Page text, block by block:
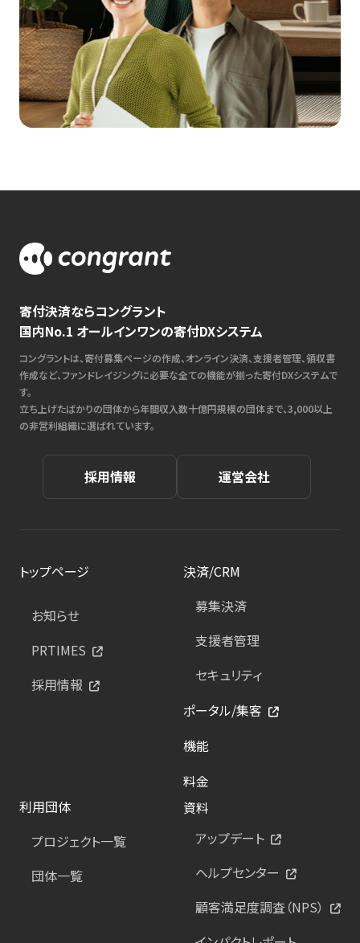
寄付決済ならコングラント
国内No.1 オールインワンの寄付DXシステム
コングラントは、寄付募集ページの作成、オンライン決済、支援者管理、領収書
作成など、ファンドレイジングに必要な全ての機能が揃った寄付DXシステムで
す。
立ち上げたばかりの団体から年間収入数十億円規模の団体まで、3,000以上
の非営利組織に選ばれています。
採用情報 運営会社
トップページ
お知らせ
PRTIMES
採用情報
決済/CRM
募集決済
支援者管理
セキュリティ
ポータル/集客
機能
料金
利用団体
プロジェクト一覧
団体一覧
資料
アップデート
ヘルプセンター
顧客満足度調査（NPS）